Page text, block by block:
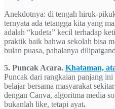
Anekdotnya: di tengah hiruk-
ternyata ada tetangga kita yang
adalah “kudeta” kecil terhadap
praktik baik bahwa sekolah bisa
bulan puasa, pahalanya
5. Puncak Acara. Khataman,
Puncak dari rangkaian panjang ini
belajar bersama masyarakat
dengan Canva, algoritma media
bukanlah like, tetapi ayat.